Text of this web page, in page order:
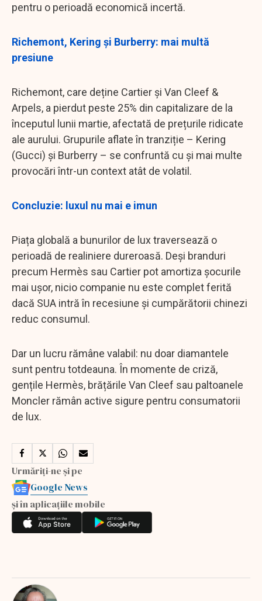
pentru o perioadă economică incertă.
Richemont, Kering și Burberry: mai multă
presiune
Richemont, care deține Cartier și Van Cleef &
Arpels, a pierdut peste 25% din capitalizare de la
începutul lunii martie, afectată de prețurile ridicate
ale aurului. Grupurile aflate în tranziție – Kering
(Gucci) și Burberry – se confruntă cu și mai multe
provocări într-un context atât de volatil.
Concluzie: luxul nu mai e imun
Piața globală a bunurilor de lux traversează o
perioadă de realiniere dureroasă. Deși branduri
precum Hermès sau Cartier pot amortiza șocurile
mai ușor, nicio companie nu este complet ferită
dacă SUA intră în recesiune și cumpărătorii chinezi
reduc consumul.
Dar un lucru rămâne valabil: nu doar diamantele
sunt pentru totdeauna. În momente de criză,
gențile Hermès, brățările Van Cleef sau paltoanele
Moncler rămân active sigure pentru consumatorii
de lux.
Urmăriți-ne și pe
Google News
și în aplicațiile mobile